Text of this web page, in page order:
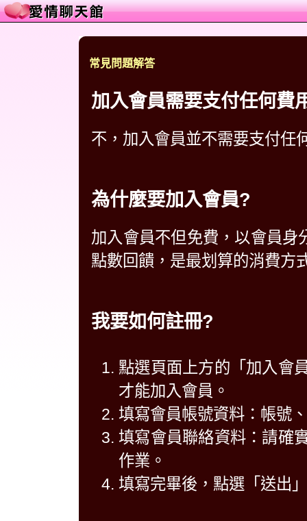
常見問題解答
加入會員需要支付任何費
不，加入會員並不需要支付任
為什麼要加入會員?
加入會員不但免費，以會員身
點數回饋，是最划算的消費方
我要如何註冊?
點選頁面上方的「加入會
才能加入會員。
填寫會員帳號資料：帳號
填寫會員聯絡資料：請確
作業。
填寫完畢後，點選「送出